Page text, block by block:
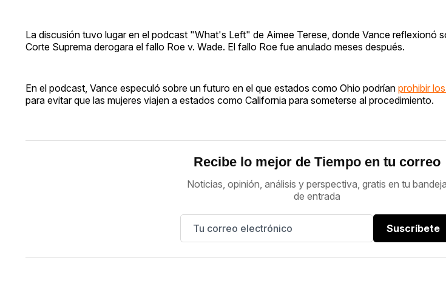
La discusión tuvo lugar en el podcast "What's Left" de Aimee Terese, donde Vance reflexionó
Corte Suprema derogara el fallo Roe v. Wade. El fallo Roe fue anulado meses después.
En el podcast, Vance especuló sobre un futuro en el que estados como Ohio podrían prohibir
para evitar que las mujeres viajen a estados como California para someterse al procedimiento.
Recibe lo mejor de Tiempo en tu correo
Noticias, opinión, análisis y perspectiva, gratis en tu bandeja
de entrada
Suscríbete